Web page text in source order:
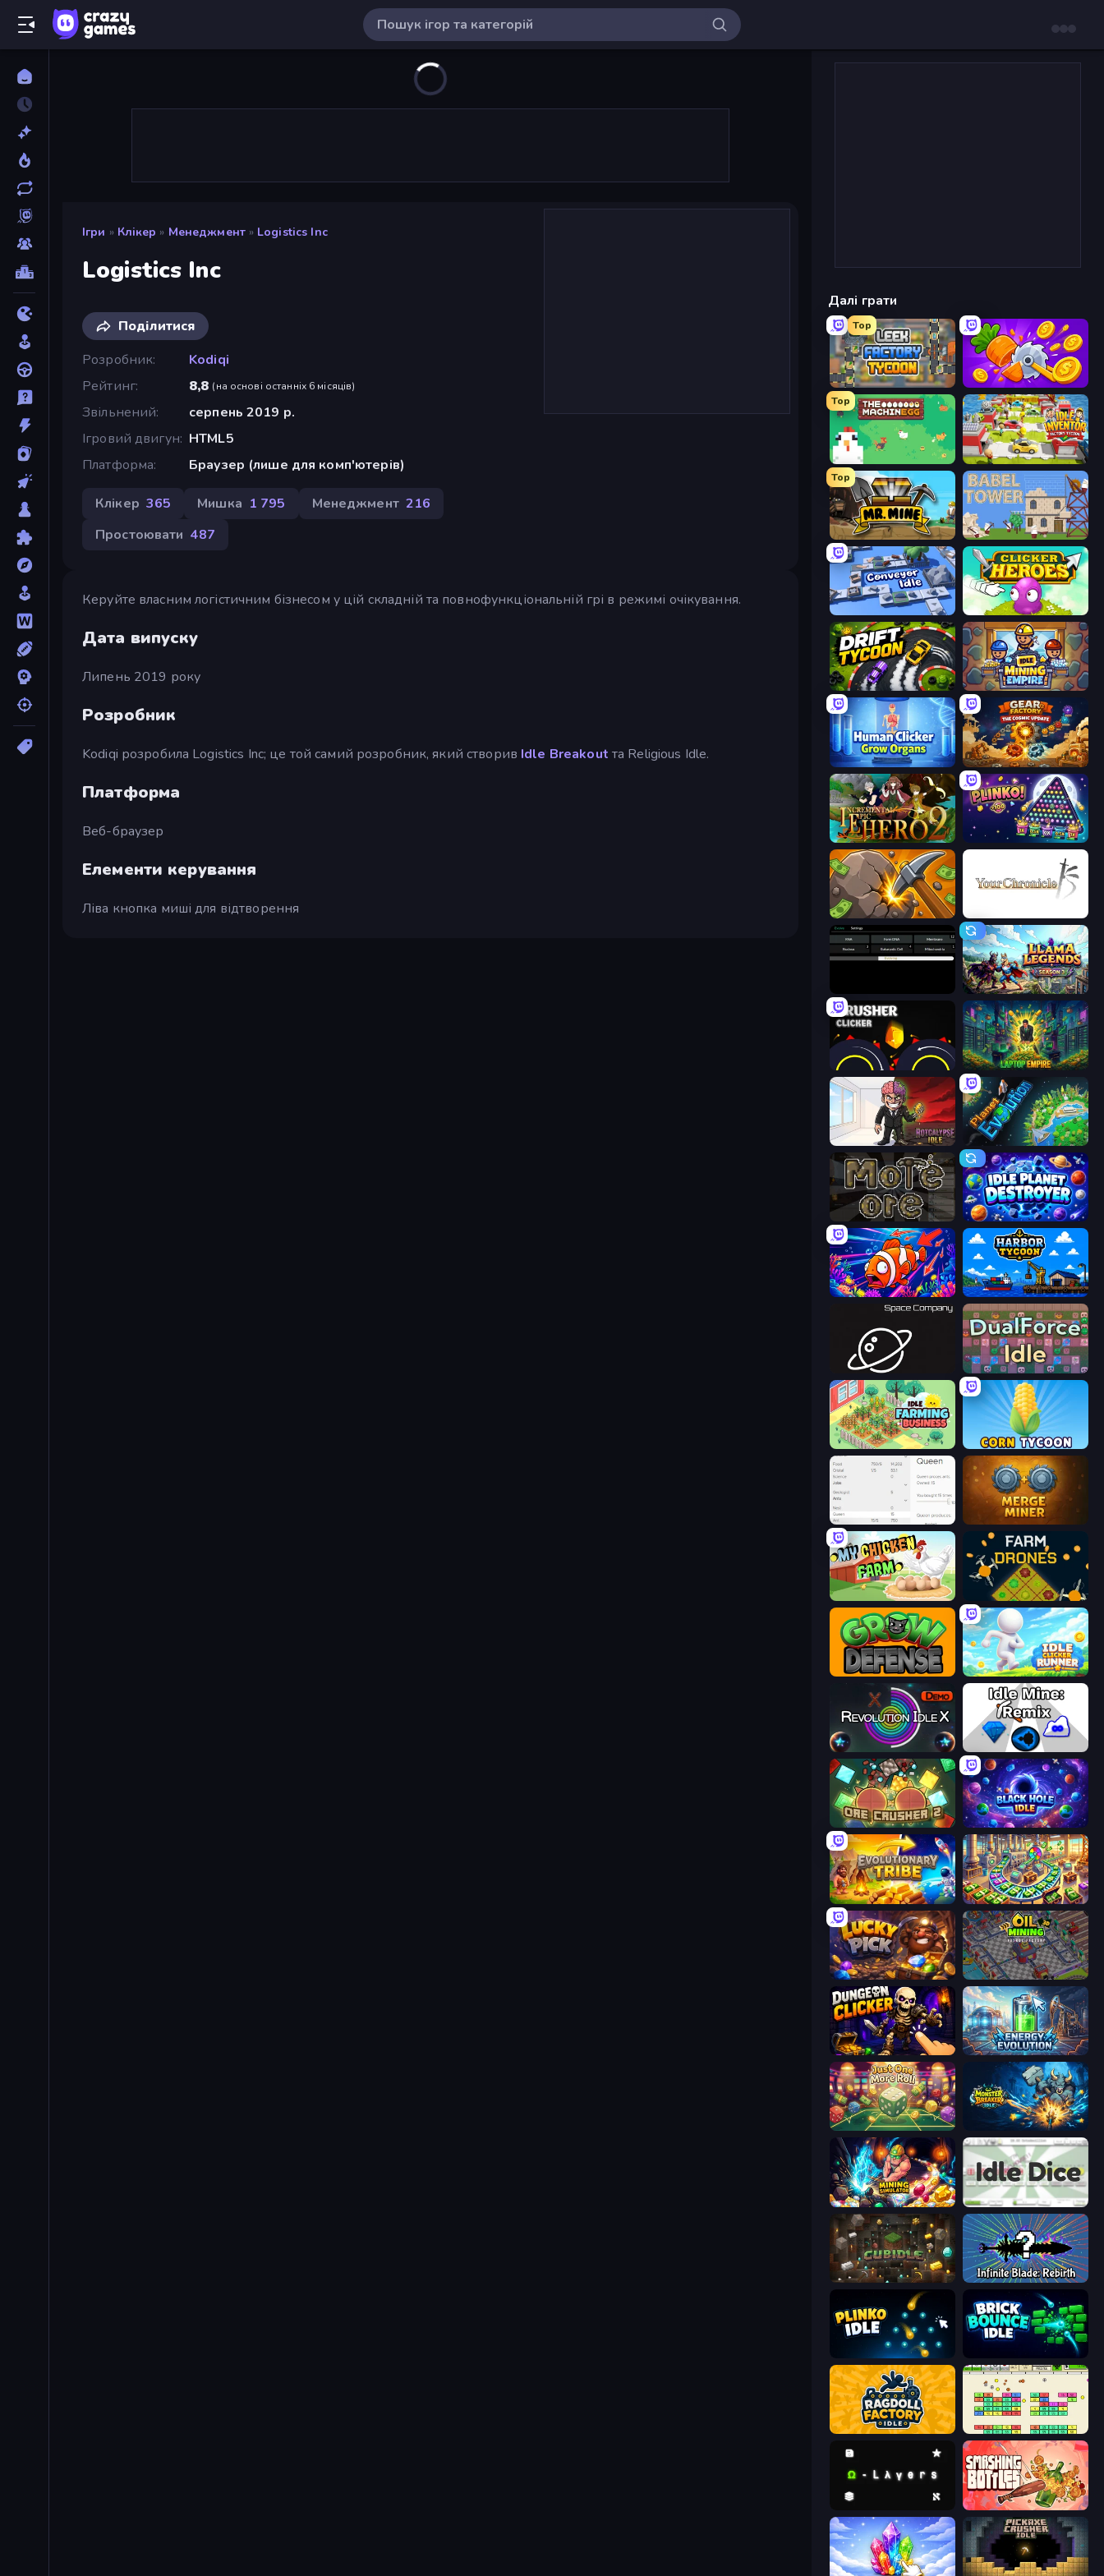
Ігри » Клікер » Менеджмент » Logistics Inc
Logistics Inc
Поділитися
Розробник
Kodiqi
Рейтинг
8,8 (на основі останніх 6 місяців)
Звільнений
серпень 2019 р.
Ігровий двигун HTML5
Платформа
Браузер (лише для комп'ютерів)
Клікер 365 Мишка 1 795 Менеджмент 216
Простоювати 487
Керуйте власним логістичним бізнесом у цій складній та повнофункціональній грі в режимі очікування.
Дата випуску
Липень 2019 року
Розробник
Kodiqi розробила Logistics Inc; це той самий розробник, який створив Idle Breakout та Religious Idle.
Платформа
Веб-браузер
Елементи керування
Ліва кнопка миші для відтворення
Далі грати
Top
Leek Factory Tycoon Farm Ring Idle
Top
The MachinEGG Idle Inventor
Top
Mr. Mine Babel Tower
Conveyor Idle Clicker Heroes
Drift Tycoon Idle Mining Empire
Human Clicker: Grow Organs Gear Factory
Incremental Epic Hero 2 PLINKO!
Mine Clicker
Llama Legends
Crusher Clicker Laptop Empire
Rotcalypse: Idle Incremental Planet Evolution: Idle Clicker
More Ore Idle Planet Destroyer
Fish Catch Idle Harbor Tycoon
Space Company DualForce Idle
Idle Farming Business Corn Tycoon
Idle Ants Merge Miner
My Chicken Farm Farm Drones
Grow Defense Idle Clicker Runner
Revolution Idle X Idle Mine: Remix
OreCrusher 2 Black Hole Idle
Evolutionary Tribe Money Factory: Tycoon Idle Game
Lucky Pick Oil Mining 3D: Petrol Factory
Dungeon Clicker Energy Evolution
Just One More Roll Monster Breaker Idle
Mining Simulator Idle Dice
Cubidle Infinite Blade: Rebirth
Plinko Idle Brick Bounce Idle
Ragdoll Factory Idle Idle Breakout
Omega Layers Smashing Bottles